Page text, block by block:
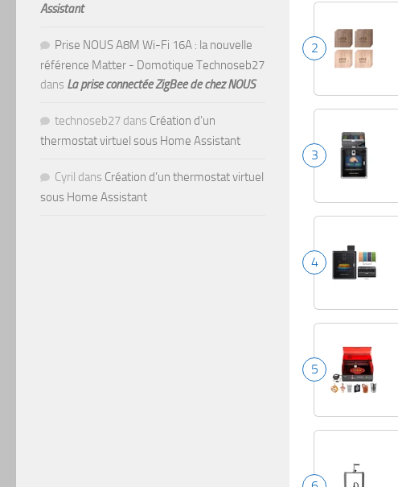
2
3
4
5
Assistant
Prise NOUS A8M Wi-Fi 16A : la nouvelle
référence Matter - Domotique Technoseb27
dans La prise connectée ZigBee de chez NOUS
technoseb27 dans Création d’un
thermostat virtuel sous Home Assistant
Cyril dans Création d’un thermostat virtuel
sous Home Assistant